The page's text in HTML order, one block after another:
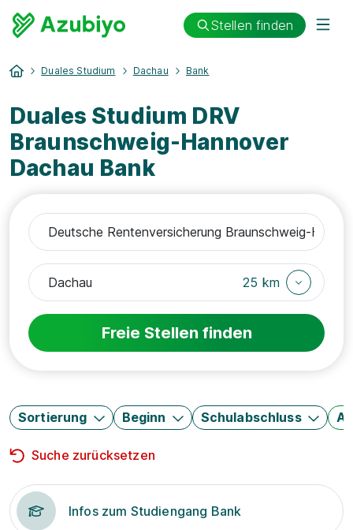
Stellen finden
Duales Studium Dachau Bank
Duales Studium DRV
Braunschweig-Hannover
Dachau Bank
25 km
Freie Stellen finden
Sortierung Beginn Schulabschluss
Suche zurücksetzen
Infos zum Studiengang Bank